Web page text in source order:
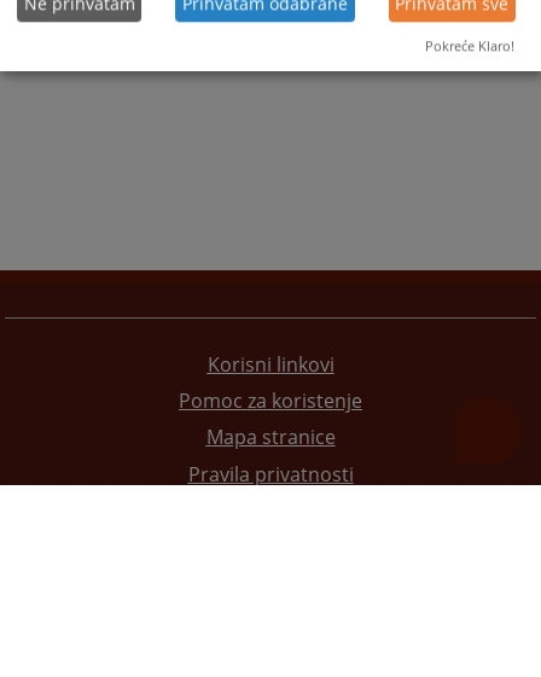
Korisni linkovi
Pomoc za koristenje
Mapa stranice
Pravila privatnosti
Pokreće Klaro!